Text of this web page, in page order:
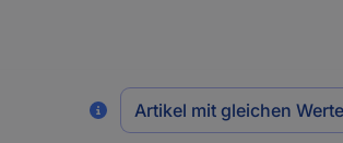
Artikel mit gleichen